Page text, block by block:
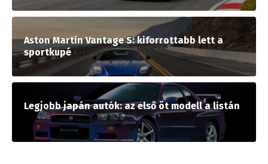
Aston Martin Vantage S: kiforrottabb lett a
sportkupé
Legjobb japán autók: az első öt modell a listán